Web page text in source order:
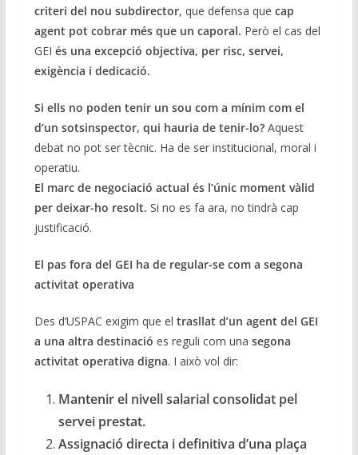
criteri del nou subdirector, que defensa que cap
agent pot cobrar més que un caporal. Però el cas del
GEI és una excepció objectiva, per risc, servei,
exigència i dedicació.
Si ells no poden tenir un sou com a mínim com el
d’un sotsinspector, qui hauria de tenir-lo?Aquest
debat no pot ser tècnic. Ha de ser institucional, moral i
operatiu.
El marc de negociació actual és l’únic moment vàlid
per deixar-ho resolt. Si no es fa ara, no tindrà cap
justificació.
El pas fora del GEI ha de regular-se com a segona
activitat operativa
Des d’USPAC exigim que el trasllat d’un agent del GEI
a una altra destinació es reguli com una segona
activitat operativa digna. I això vol dir:
Mantenir el nivell salarial consolidat pel
servei prestat.
Assignació directa i definitiva d’una plaça